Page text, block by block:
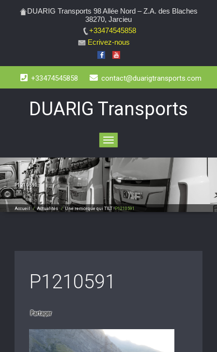
DUARIG Transports 98 Allée Nord – Z.A. des Blaches
38270, Jarcieu
+33474545858
Ecrivez-nous
+33474545858 contact@duarigtransports.com
DUARIG Transports
Toggle
navigation
P1210591
Accueil /Actualités / Une remorque qui TILT ! P1210591
P1210591